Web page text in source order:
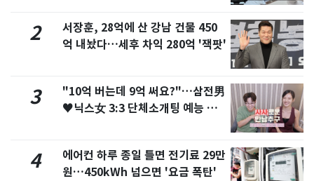
2
서장훈, 28억에 산 강남 건물 450
억 내놨다…세후 차익 280억 '잭팟'
3
"10억 버는데 9억 써요?"…삼전男
♥닉스女 3:3 단체소개팅 예능 화
4
에어컨 하루 종일 틀면 전기료 29만
원…450kWh 넘으면 '요금 폭탄'